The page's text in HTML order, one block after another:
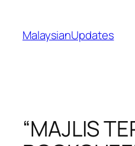
content
MalaysianUpdates
“MAJLIS